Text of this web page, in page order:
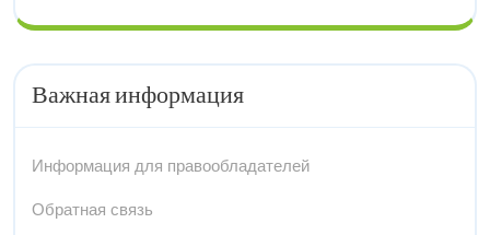
Важная информация
Информация для правообладателей
Обратная связь